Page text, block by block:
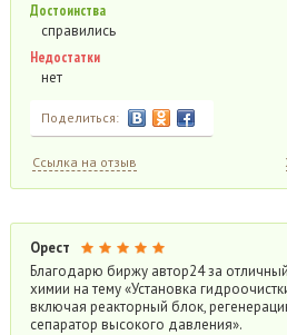
Достоинства
справились
Недостатки
нет
Поделиться:
Ссылка на отзыв
Орест
Благодарю биржу автор24 за
химии на тему «Установка
включая реакторный блок,
сепаратор высокого давления».